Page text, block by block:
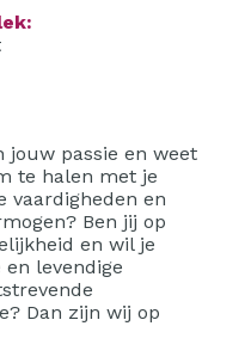
jouw passie en weet
te halen met je
vaardigheden en
Ben jij op
en wil je
levendige
Dan zijn wij op